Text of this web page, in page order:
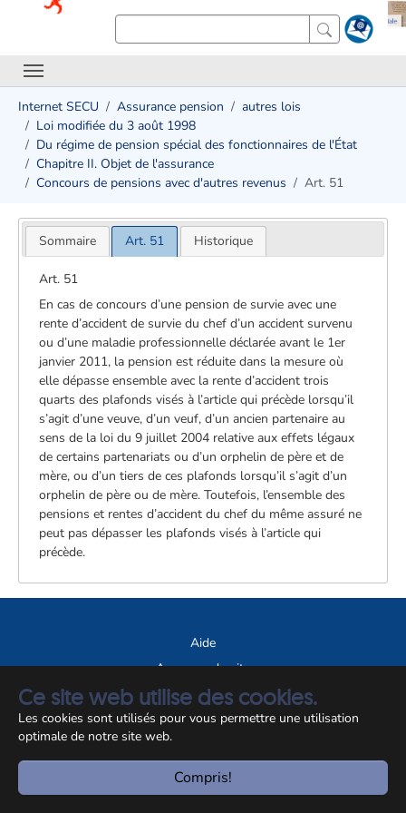
Ce site web utilise des cookies.
Les cookies sont utilisés pour vous permettre une utilisation
optimale de notre site web.
Compris!
Internet SECU Assurance pension
autres lois
Loi modifiée du 3 août 1998
Du régime de pension spécial des fonctionnaires de l'État
Chapitre II. Objet de l'assurance
Concours de pensions avec d'autres revenus
Art. 51
Sommaire Art. 51 Historique
Art. 51
En cas de concours d’une pension de survie avec une
rente d’accident de survie du chef d’un accident survenu
ou d’une maladie professionnelle déclarée avant le 1er
janvier 2011, la pension est réduite dans la mesure où
elle dépasse ensemble avec la rente d’accident trois
quarts des plafonds visés à l’article qui précède lorsqu’il
s’agit d’une veuve, d’un veuf, d’un ancien partenaire au
sens de la loi du 9 juillet 2004 relative aux effets légaux
de certains partenariats ou d’un orphelin de père et de
mère, ou d’un tiers de ces plafonds lorsqu’il s’agit d’un
orphelin de père ou de mère. Toutefois, l’ensemble des
pensions et rentes d’accident du chef du même assuré ne
peut pas dépasser les plafonds visés à l’article qui
précède.
Aide
A propos du site
Notice légale
© CCSS 2026